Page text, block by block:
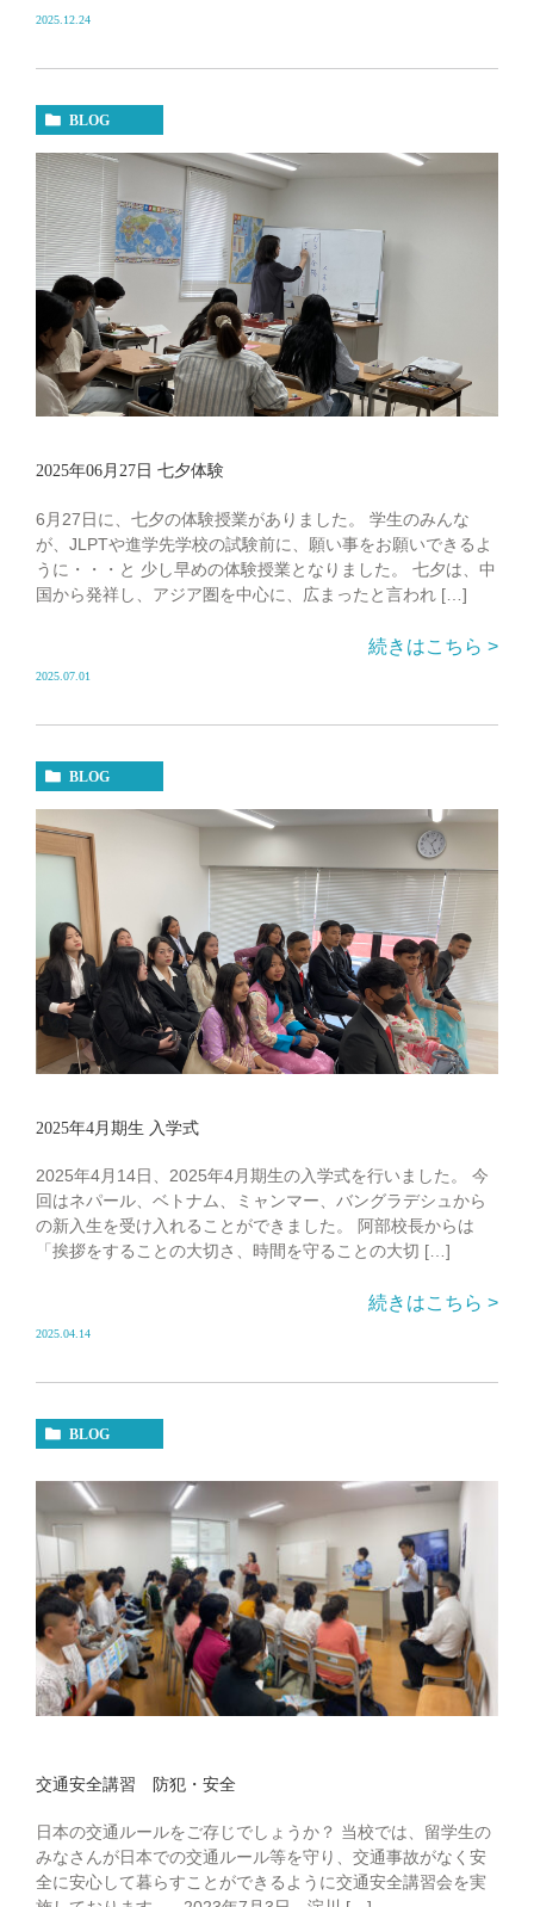
2025.12.24
BLOG
2025年06月27日 七夕体験
6月27日に、七夕の体験授業がありました。 学生のみんな
が、JLPTや進学先学校の試験前に、願い事をお願いできるよ
うに・・・と 少し早めの体験授業となりました。 七夕は、中
国から発祥し、アジア圏を中心に、広まったと言われ […]
続きはこちら >
2025.07.01
BLOG
2025年4月期生 入学式
2025年4月14日、2025年4月期生の入学式を行いました。 今
回はネパール、ベトナム、ミャンマー、バングラデシュから
の新入生を受け入れることができました。 阿部校長からは
「挨拶をすることの大切さ、時間を守ることの大切 […]
続きはこちら >
2025.04.14
BLOG
交通安全講習 防犯・安全
日本の交通ルールをご存じでしょうか？ 当校では、留学生の
みなさんが日本での交通ルール等を守り、交通事故がなく安
全に安心して暮らすことができるように交通安全講習会を実